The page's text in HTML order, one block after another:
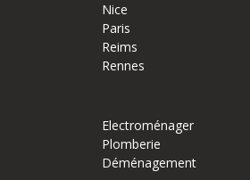
Nice
Paris
Reims
Rennes
Electroménager
Plomberie
Déménagement